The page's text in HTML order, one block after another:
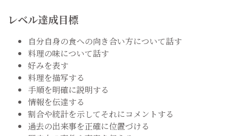
レベル達成目標
自分自身の食への向き合い方について話す
料理の味について話す
好みを表す
料理を描写する
手順を明確に説明する
情報を伝達する
割合や統計を示してそれにコメントする
過去の出来事を正確に位置づける